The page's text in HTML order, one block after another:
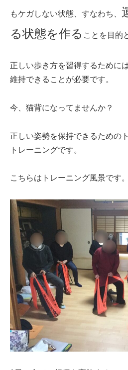
もケガしない状態、すなわち、
る状態を作る ことを目的
正しい歩き方を習得するために
維持できることが必要です。
今、猫背になってませんか？
正しい姿勢を保持できるための
トレーニングです。
こちらはトレーニング風景です。